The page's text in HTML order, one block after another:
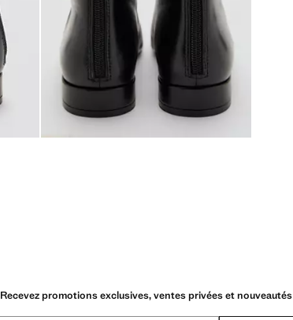
Recevez promotions exclusives, ventes privées et nouveautés